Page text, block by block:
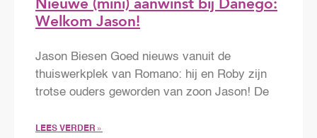
Welkom Jason!
Jason Biesen Goed nieuws vanuit de
thuiswerkplek van Romano: hij en Roby zijn
trotse ouders geworden van zoon Jason! De
LEES VERDER »